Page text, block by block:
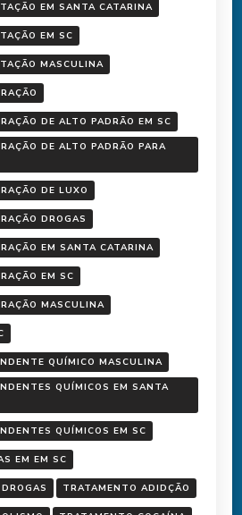
EM SANTA CATARINA
EM SC
MASCULINA
DE ALTO PADRÃO EM SC
DE ALTO PADRÃO PARA
DE LUXO
DROGAS
EM SANTA CATARINA
EM SC
MASCULINA
QUÍMICO MASCULINA
QUÍMICOS EM SANTA
QUÍMICOS EM SC
EM EM SC
TRATAMENTO ADIDÇÃO